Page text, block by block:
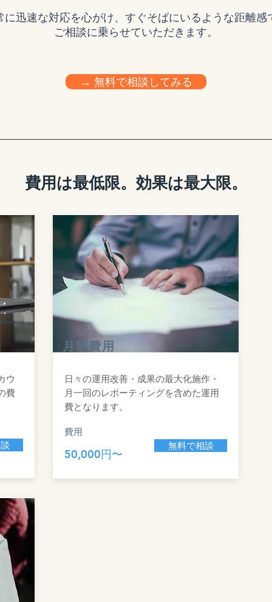
に迅速な対応を心がけ、すぐそばにいるような距離感
​ご相談に乗らせていただきます。
→ 無料で相談してみる
費用は最低限。効果は最大限。
ウ
費
月額費用
​日々の運用改善・成果の最大化施作・
月一回のレポーティングを含めた運用
費となります。
費用
​50,000円〜
無料で相談